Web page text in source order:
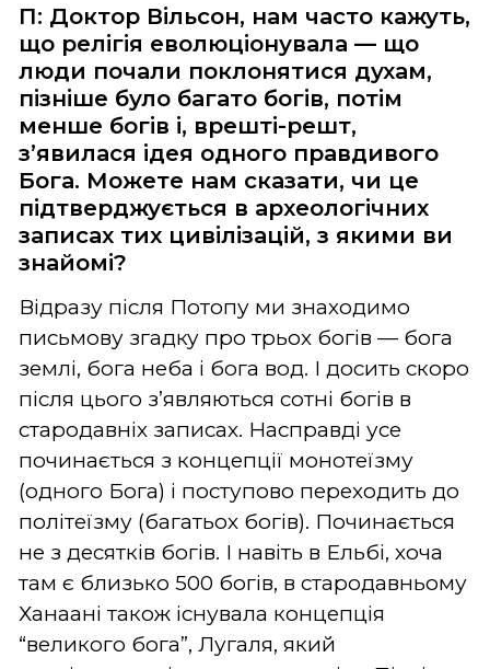
П: Доктор Вільсон, нам часто кажуть,
що релігія еволюціонувала — що
люди почали поклонятися духам,
пізніше було багато богів, потім
менше богів і, врешті-решт,
з’явилася ідея одного правдивого
Бога. Можете нам сказати, чи це
підтверджується в археологічних
записах тих цивілізацій, з якими ви
знайомі?
Відразу після Потопу ми знаходимо
письмову згадку про трьох богів — бога
землі, бога неба і бога вод. І досить скоро
після цього з’являються сотні богів в
стародавніх записах. Насправді усе
починається з концепції монотеїзму
(одного Бога) і поступово переходить до
політеїзму (багатьох богів). Починається
не з десятків богів. І навіть в Ельбі, хоча
там є близько 500 богів, в стародавньому
Ханаані також існувала концепція
“великого бога”, Лугаля, який